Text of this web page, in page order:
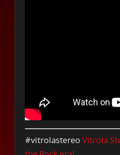
#vitrolastereoVitrola